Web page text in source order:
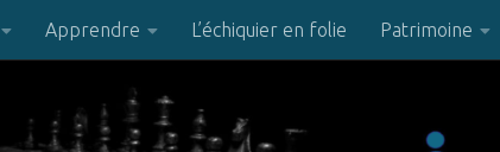
Apprendre L’échiquier en folie Patrimoine